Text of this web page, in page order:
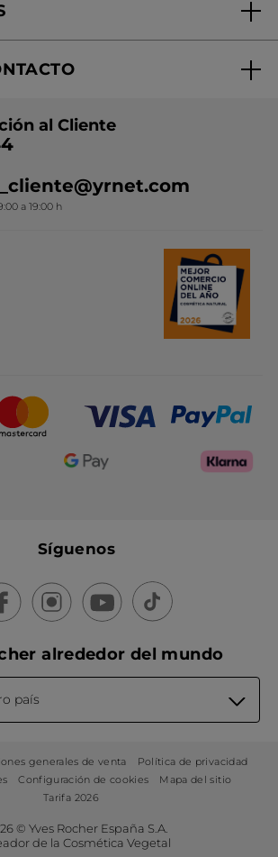
al Cliente
a 19:00 h
Síguenos
alrededor del mundo
país
generales de venta
Política de privacidad
Configuración de cookies
Mapa del sitio
Tarifa 2026
© Yves Rocher España S.A.
de la Cosmética Vegetal